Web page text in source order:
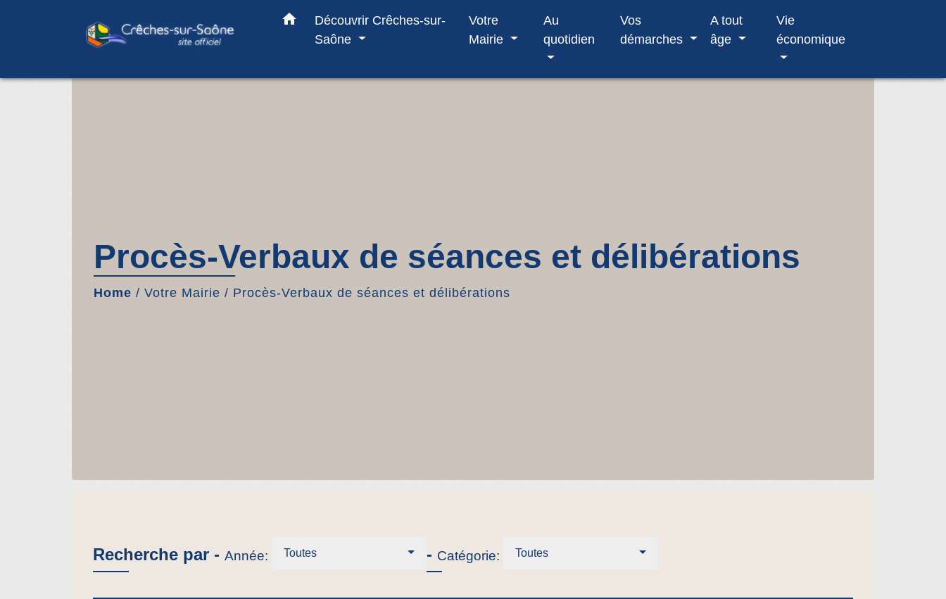
home
Découvrir Crêches-sur-
Saône
Votre
Mairie
Au
quotidien
Vos
démarches
A tout
âge
Vie
économique
Procès-Verbaux de séances et délibérations
Home / Votre Mairie / Procès-Verbaux de séances et délibérations
Recherche par - Année: Toutes - Catégorie: Toutes